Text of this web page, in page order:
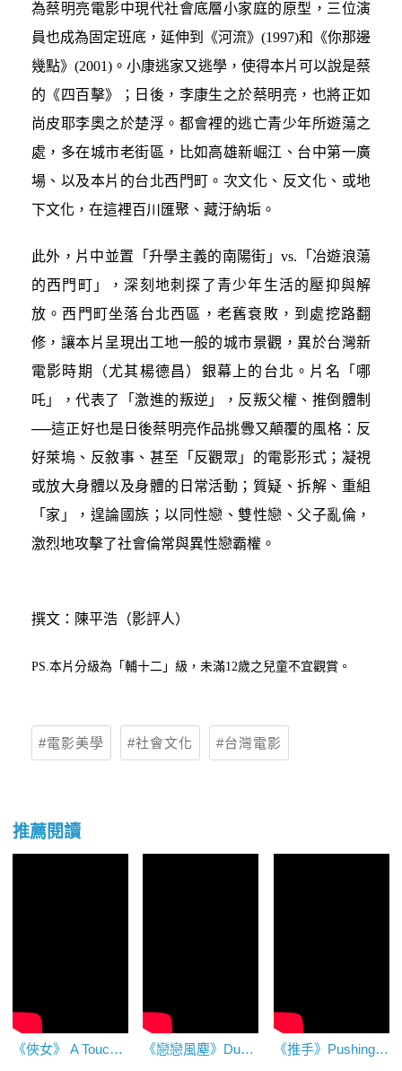
為蔡明亮電影中現代社會底層小家庭的原型，三位演
員也成為固定班底，延伸到《河流》(1997)和《你那邊
幾點》(2001)。小康逃家又逃學，使得本片可以說是蔡
的《四百擊》；日後，李康生之於蔡明亮，也將正如
尚皮耶李奧之於楚浮。都會裡的逃亡青少年所遊蕩之
處，多在城市老街區，比如高雄新崛江、台中第一廣
場、以及本片的台北西門町。次文化、反文化、或地
下文化，在這裡百川匯聚、藏汙納垢。
此外，片中並置「升學主義的南陽街」vs.「冶遊浪蕩
的西門町」，深刻地刺探了青少年生活的壓抑與解
放。西門町坐落台北西區，老舊衰敗，到處挖路翻
修，讓本片呈現出工地一般的城市景觀，異於台灣新
電影時期（尤其楊德昌）銀幕上的台北。片名「哪
吒」，代表了「激進的叛逆」，反叛父權、推倒體制
──這正好也是日後蔡明亮作品挑釁又顛覆的風格：反
好萊塢、反敘事、甚至「反觀眾」的電影形式；凝視
或放大身體以及身體的日常活動；質疑、拆解、重組
「家」，遑論國族；以同性戀、雙性戀、父子亂倫，
激烈地攻擊了社會倫常與異性戀霸權。
撰文：陳平浩（影評人）
PS.本片分級為「輔十二」級，未滿12歲之兒童不宜觀賞。
電影美學 社會文化 台灣電影
推薦閱讀
《俠女》 A Touch of Zen 《戀戀風塵》Dust In The Wind 《推手》Pushing Hands